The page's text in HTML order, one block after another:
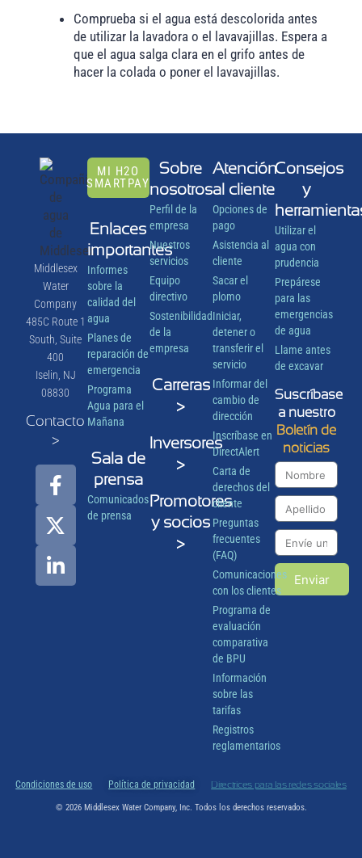
Comprueba si el agua está descolorida antes
de utilizar la lavadora o el lavavajillas. Espera a
que el agua salga clara en el grifo antes de
hacer la colada o poner el lavavajillas.
Middlesex
Water
Company
485C Route 1
South, Suite
400
Iselin, NJ
08830
Contacto
>
MI H2O
SMARTPAY
Enlaces
importantes
Informes
sobre la
calidad del
agua
Planes de
reparación de
emergencia
Programa
Agua para el
Mañana
Sala de
prensa
Comunicados
de prensa
Sobre
nosotros
Perfil de la
empresa
Nuestros
servicios
Equipo
directivo
Sostenibilidad
de la
empresa
Carreras
>
Inversores
>
Promotores
y socios
>
Atención
al cliente
Opciones de
pago
Asistencia al
cliente
Sacar el
plomo
Iniciar,
detener o
transferir el
servicio
Informar del
cambio de
dirección
Inscríbase en
DirectAlert
Carta de
derechos del
cliente
Preguntas
frecuentes
(FAQ)
Comunicaciones
con los clientes
Programa de
evaluación
comparativa
de BPU
Información
sobre las
tarifas
Registros
reglamentarios
Consejos
y
Utilizar el
agua con
prudencia
Prepárese
para las
emergencias
de agua
Llame antes
de excavar
Suscríbase
a nuestro
Boletín de
noticias
Enviar
Condiciones de uso Política de privacidad Directrices para las redes sociales
© 2026 Middlesex Water Company, Inc. Todos los derechos reservados.